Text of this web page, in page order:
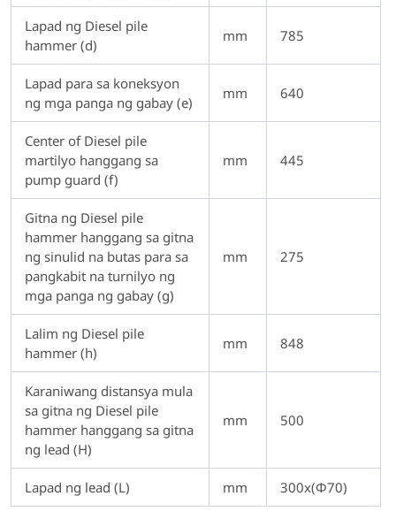
Lapad ng Diesel pile
hammer (d)
mm 785
Lapad para sa koneksyon
ng mga panga ng gabay (e)
mm 640
Center of Diesel pile
martilyo hanggang sa
pump guard (f)
mm 445
Gitna ng Diesel pile
hammer hanggang sa gitna
ng sinulid na butas para sa
pangkabit na turnilyo ng
mga panga ng gabay (g)
mm 275
Lalim ng Diesel pile
hammer (h)
mm 848
Karaniwang distansya mula
sa gitna ng Diesel pile
hammer hanggang sa gitna
ng lead (H)
mm 500
Lapad ng lead (L) mm 300x(Φ70)